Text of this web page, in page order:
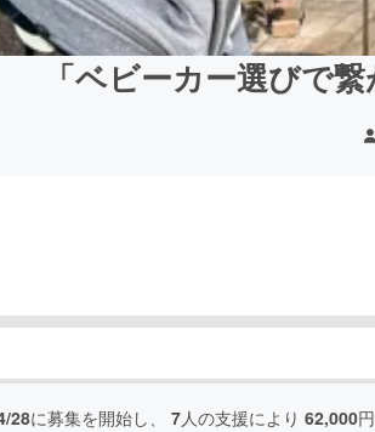
「ベビーカー選びで
28に募集を開始し、 7人の支援により 62,000